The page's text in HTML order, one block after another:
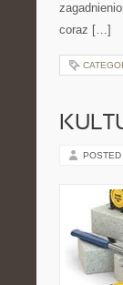
coraz […]
POSTED